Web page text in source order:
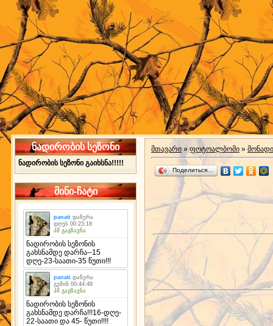
ნადირობის სეზონი
ნადირობის სეზონი გაიხსნა!!!!!
მინი-ჩატი
მთავარი » ფოტოალბომი »
Поделиться…